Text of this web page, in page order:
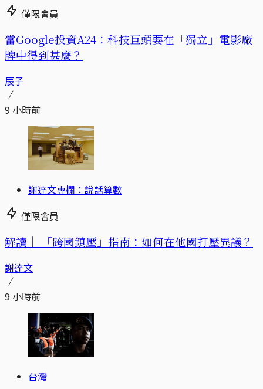
僅限會員
當Google投資A24：科技巨頭要在「獨立」電影廠
牌中得到甚麼？
辰子
9 小時前
謝達文專欄：說話算數
僅限會員
解讀｜ 「跨國鎮壓」指南：如何在他國打壓異議？
謝達文
9 小時前
台灣